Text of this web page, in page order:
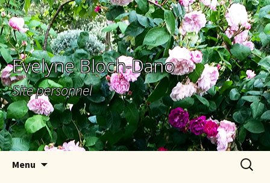
Evelyne Bloch-Dano
Site personnel
Menu